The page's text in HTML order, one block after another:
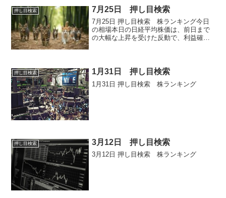
押し目検索 7月25日 押し目検索
7月25日 押し目検索 株ランキング今日
の相場本日の日経平均株価は、前日まで
の大幅な上昇を受けた反動で、利益確定
以...
押し目検索 1月31日 押し目検索
1月31日 押し目検索 株ランキング
押し目検索 3月12日 押し目検索
3月12日 押し目検索 株ランキング